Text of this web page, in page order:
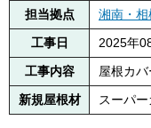
担当拠点
湘南・
工事日
2025年
工事内容
屋根カ
新規屋根材
スーパー